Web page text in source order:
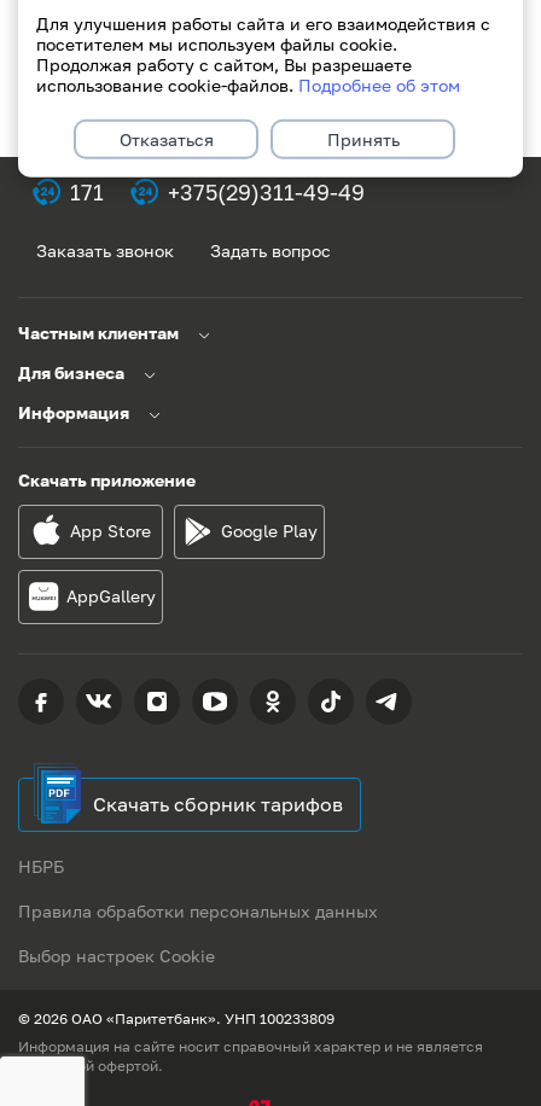
171 +375(29)311-49-49
Заказать звонок Задать вопрос
Частным клиентам
Для бизнеса
Информация
Скачать приложение
App Store Google Play
AppGallery
Скачать сборник тарифов
НБРБ
Правила обработки персональных данных
Выбор настроек Cookie
© 2026 ОАО «Паритетбанк». УНП 100233809
Информация на сайте носит справочный характер и не является
публичной офертой.
Для улучшения работы сайта и его взаимодействия с
посетителем мы используем файлы cookie.
Продолжая работу с сайтом, Вы разрешаете
использование cookie-файлов. Подробнее об этом
Отказаться Принять